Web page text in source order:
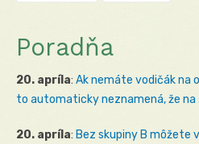
Poradňa
20. apríla: Ak nemáte vodičák na
to automaticky neznamená, že na
20. apríla: Bez skupiny B môžete